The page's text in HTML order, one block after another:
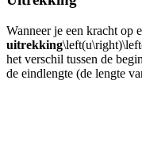
Wanneer je een kracht op
uitrekking
het verschil tussen de
de eindlengte (de lengte